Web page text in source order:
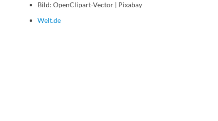
Bild: OpenClipart-Vector | Pixabay
Welt.de